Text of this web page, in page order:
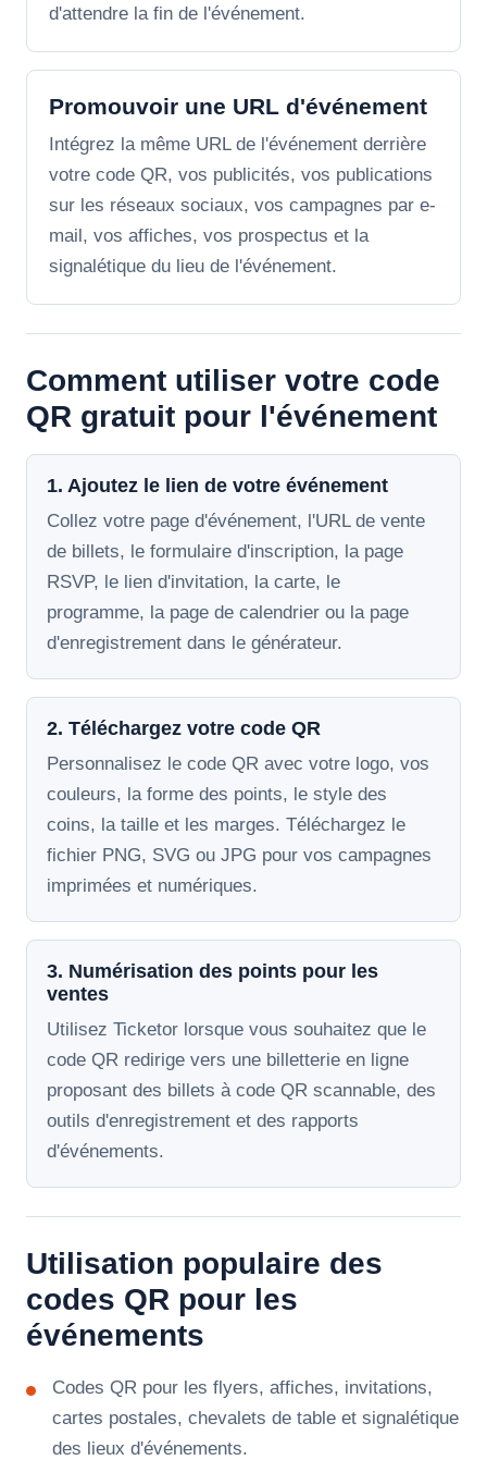
d'attendre la fin de l'événement.
Promouvoir une URL d'événement
Intégrez la même URL de l'événement derrière
votre code QR, vos publicités, vos publications
sur les réseaux sociaux, vos campagnes par e-
mail, vos affiches, vos prospectus et la
signalétique du lieu de l'événement.
Comment utiliser votre code
QR gratuit pour l'événement
1. Ajoutez le lien de votre événement
Collez votre page d'événement, l'URL de vente
de billets, le formulaire d'inscription, la page
RSVP, le lien d'invitation, la carte, le
programme, la page de calendrier ou la page
d'enregistrement dans le générateur.
2. Téléchargez votre code QR
Personnalisez le code QR avec votre logo, vos
couleurs, la forme des points, le style des
coins, la taille et les marges. Téléchargez le
fichier PNG, SVG ou JPG pour vos campagnes
imprimées et numériques.
3. Numérisation des points pour les
ventes
Utilisez Ticketor lorsque vous souhaitez que le
code QR redirige vers une billetterie en ligne
proposant des billets à code QR scannable, des
outils d'enregistrement et des rapports
d'événements.
Utilisation populaire des
codes QR pour les
événements
Codes QR pour les flyers, affiches, invitations,
cartes postales, chevalets de table et signalétique
des lieux d'événements.